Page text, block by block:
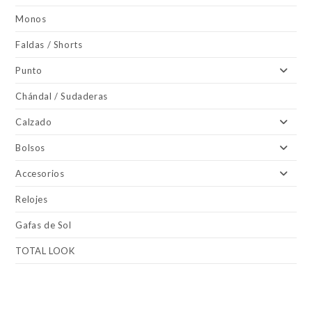
Monos
Faldas / Shorts
Punto
Chándal / Sudaderas
Calzado
Bolsos
Accesorios
Relojes
Gafas de Sol
TOTAL LOOK